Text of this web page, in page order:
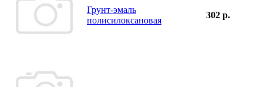
Грунт-эмаль
полисилоксановая
302 р.